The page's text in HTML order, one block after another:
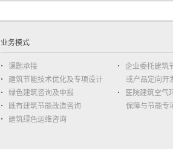
业务模式
课题承接
建筑节能技术优化及专项设计
绿色建筑咨询及申报
既有建筑节能改造咨询
建筑绿色运维咨询
企业委托建筑
或产品定向开
医院建筑空气
保障与节能专